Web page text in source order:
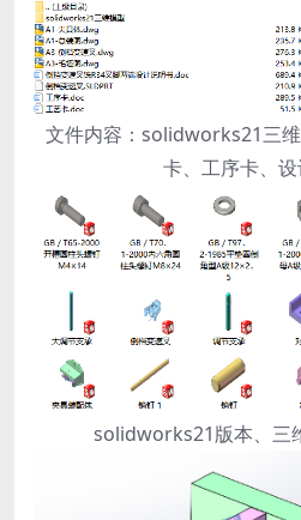
文件内容：solidworks21三
卡、工序卡、
solidworks21版本、三